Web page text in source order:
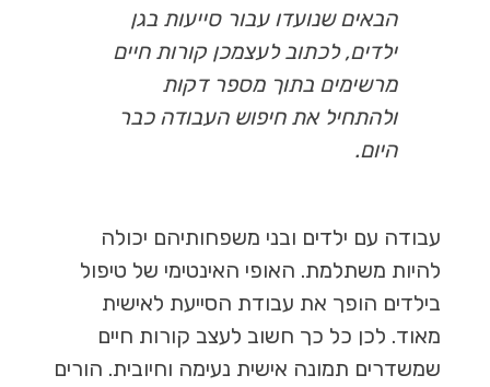
הבאים שנועדו עבור סייעות בגן
ילדים, לכתוב לעצמכן קורות חיים
מרשימים בתוך מספר דקות
ולהתחיל את חיפוש העבודה כבר
היום.
עבודה עם ילדים ובני משפחותיהם יכולה
להיות משתלמת. האופי האינטימי של טיפול
בילדים הופך את עבודת הסייעת לאישית
מאוד. לכן כל כך חשוב לעצב קורות חיים
שמשדרים תמונה אישית נעימה וחיובית. הורים